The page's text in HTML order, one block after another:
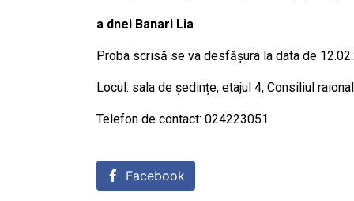
a dnei Banari Lia
Proba scrisă se va desfășura la data de
Locul: sala de ședințe, etajul 4, Consiliul
Telefon de contact: 024223051
Facebook